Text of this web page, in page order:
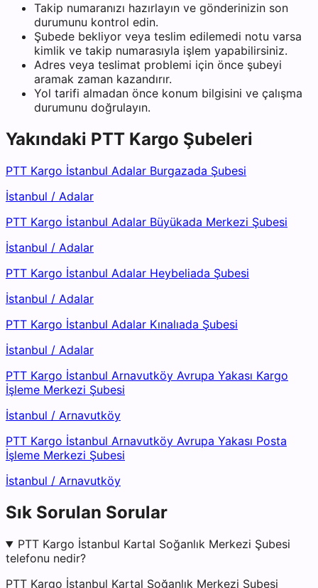
Takip numaranızı hazırlayın ve gönderinizin son
durumunu kontrol edin.
Şubede bekliyor veya teslim edilemedi notu varsa
kimlik ve takip numarasıyla işlem yapabilirsiniz.
Adres veya teslimat problemi için önce şubeyi
aramak zaman kazandırır.
Yol tarifi almadan önce konum bilgisini ve çalışma
durumunu doğrulayın.
Yakındaki PTT Kargo Şubeleri
PTT Kargo İstanbul Adalar Burgazada Şubesi
İstanbul / Adalar
PTT Kargo İstanbul Adalar Büyükada Merkezi Şubesi
İstanbul / Adalar
PTT Kargo İstanbul Adalar Heybeliada Şubesi
İstanbul / Adalar
PTT Kargo İstanbul Adalar Kınalıada Şubesi
İstanbul / Adalar
PTT Kargo İstanbul Arnavutköy Avrupa Yakası Kargo
İşleme Merkezi Şubesi
İstanbul / Arnavutköy
PTT Kargo İstanbul Arnavutköy Avrupa Yakası Posta
İşleme Merkezi Şubesi
İstanbul / Arnavutköy
Sık Sorulan Sorular
PTT Kargo İstanbul Kartal Soğanlık Merkezi Şubesi
telefonu nedir?
PTT Kargo İstanbul Kartal Soğanlık Merkezi Şubesi